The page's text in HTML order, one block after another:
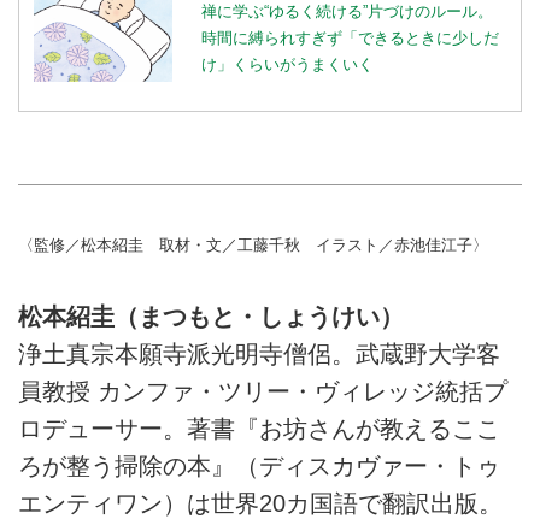
禅に学ぶ“ゆるく続ける”片づけのルール。
時間に縛られすぎず「できるときに少しだ
け」くらいがうまくいく
〈監修／松本紹圭 取材・文／工藤千秋 イラスト／赤池佳江子〉
松本紹圭（まつもと・しょうけい）
浄土真宗本願寺派光明寺僧侶。武蔵野大学客
員教授 カンファ・ツリー・ヴィレッジ統括プ
ロデューサー。著書『お坊さんが教えるここ
ろが整う掃除の本』（ディスカヴァー・トゥ
エンティワン）は世界20カ国語で翻訳出版。